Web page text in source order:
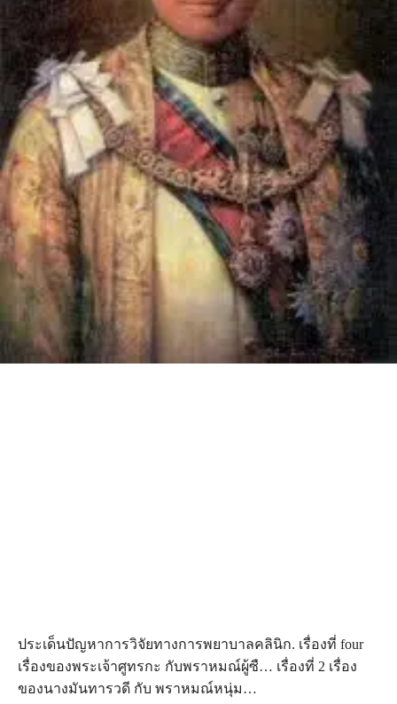
ประเด็นปัญหาการวิจัยทางการพยาบาลคลินิก. เรื่องที่ four
เรื่องของพระเจ้าศูทรกะ กับพราหมณ์ผู้ซื… เรื่องที่ 2 เรื่อง
ของนางมันทารวดี กับ พราหมณ์หนุ่ม…